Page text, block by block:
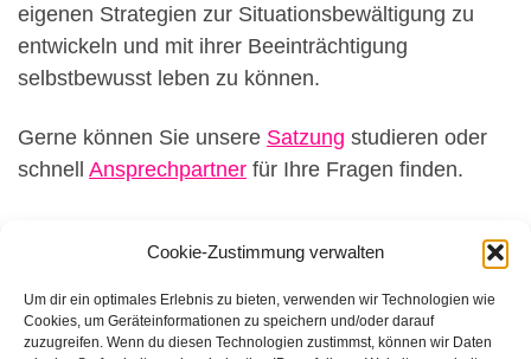
Cookie-Zustimmung verwalten
Um dir ein optimales Erlebnis zu bieten, verwenden wir Technologien wie
Cookies, um Geräteinformationen zu speichern und/oder darauf
zuzugreifen. Wenn du diesen Technologien zustimmst, können wir Daten
eigenen Strategien zur Situationsbewältigung zu
entwickeln und mit ihrer Beeinträchtigung
selbstbewusst leben zu können.
Gerne können Sie unsere Satzung studieren oder
schnell Ansprechpartner für Ihre Fragen finden.